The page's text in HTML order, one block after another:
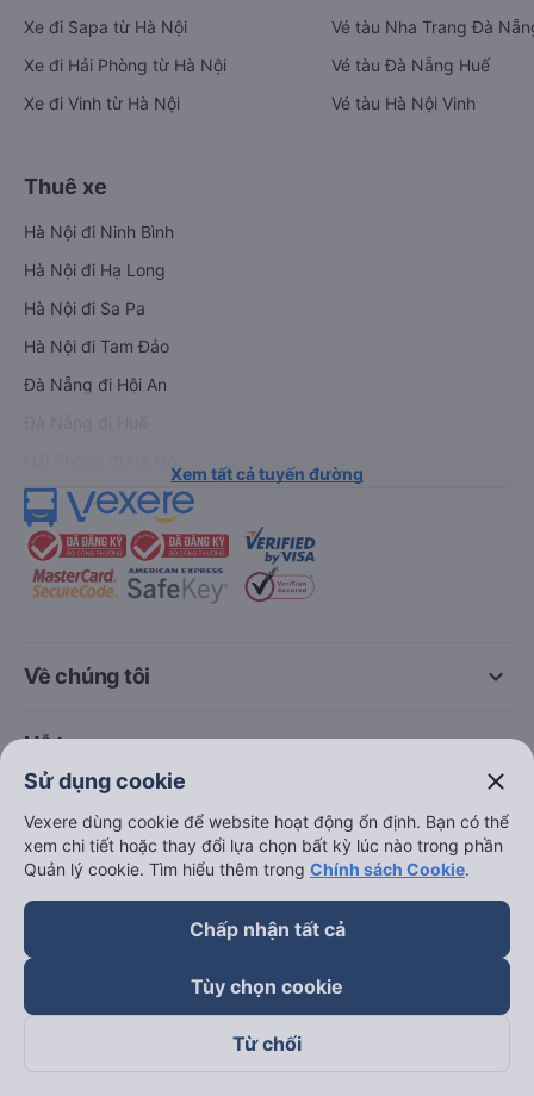
Xe đi Sapa từ Hà Nội
Xe đi Hải Phòng từ Hà Nội
Xe đi Vinh từ Hà Nội
Vé tàu Nha Trang Đà
Vé tàu Đà Nẵng Huế
Vé tàu Hà Nội Vinh
Thuê xe
Hà Nội đi Ninh Bình
Hà Nội đi Hạ Long
Hà Nội đi Sa Pa
Hà Nội đi Tam Đảo
Đà Nẵng đi Hội An
Xem tất cả tuyến đường
keyboard_arrow_down
Về chúng tôi
keyboard_arrow_down
Hỗ trợ
keyboard_arrow_down
Trở thành đối tác
Đối tác thanh toán
Sử dụng cookie close
Vexere dùng cookie để website hoạt động ổn định. Bạn có thể
xem chi tiết hoặc thay đổi lựa chọn bất kỳ lúc nào trong phần
Quản lý cookie. Tìm hiểu thêm trong Chính sách Cookie.
Chấp nhận tất cả
Tùy chọn cookie
Từ chối